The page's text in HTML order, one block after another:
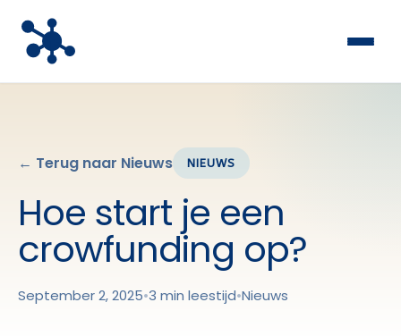
← Terug naar Nieuws NIEUWS
Hoe start je een
crowfunding op?
September 2, 2025•3 min leestijd•Nieuws